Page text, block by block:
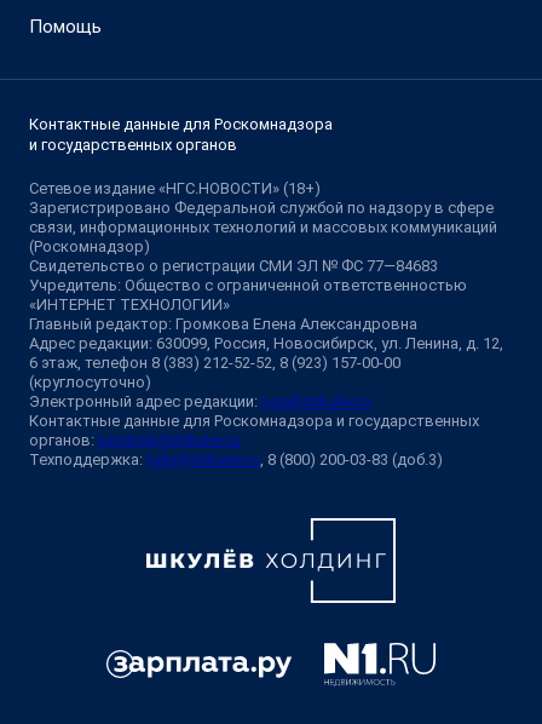
Помощь
Контактные данные для Роскомнадзора
и государственных органов
Сетевое издание «НГС.НОВОСТИ» (18+)
Зарегистрировано Федеральной службой по надзору в сфере
связи, информационных технологий и массовых коммуникаций
(Роскомнадзор)
Свидетельство о регистрации СМИ ЭЛ № ФС 77—84683
Учредитель: Общество с ограниченной ответственностью
«ИНТЕРНЕТ ТЕХНОЛОГИИ»
Главный редактор: Громкова Елена Александровна
Адрес редакции: 630099, Россия, Новосибирск, ул. Ленина, д. 12,
6 этаж, телефон 8 (383) 212-52-52, 8 (923) 157-00-00
(круглосуточно)
Электронный адрес редакции: ngs@shkulev.ru
Контактные данные для Роскомнадзора и государственных
органов: juristnsk@shkulev.ru
Техподдержка: help@shkulev.ru, 8 (800) 200-03-83 (доб.3)